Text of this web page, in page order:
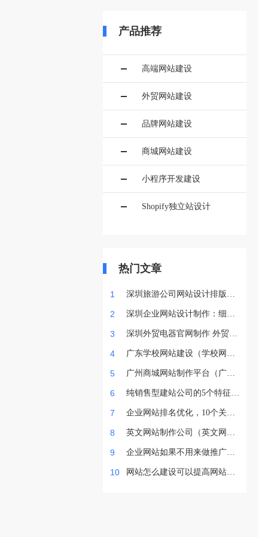
产品推荐
高端网站建设
外贸网站建设
品牌网站建设
商城网站建设
小程序开发建设
Shopify独立站设计
热门文章
1
深圳旅游公司网站设计排版方
2
深圳企业网站设计制作：细节
3
深圳外贸电器官网制作 外贸电
4
广东学校网站建设（学校网站
5
广州商城网站制作平台（广州
6
纯销售型建站公司的5个特征：
拖沓
7
企业网站排名优化，10个关键
8
英文网站制作公司（英文网站
9
企业网站如果不用来做推广会
10
网站怎么建设可以提高网站产